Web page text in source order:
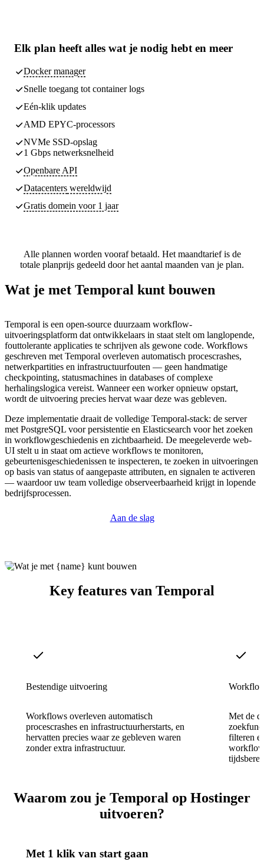
Elk plan heeft alles wat je nodig hebt en meer
Docker manager
Snelle toegang tot container logs
Eén-klik updates
AMD EPYC-processors
NVMe SSD-opslag
1 Gbps netwerksnelheid
Openbare API
Datacenters wereldwijd
Gratis domein voor 1 jaar
Alle plannen worden vooraf betaald. Het maandtarief is de
totale planprijs gedeeld door het aantal maanden van je plan.
Wat je met Temporal kunt bouwen
Temporal is een open-source duurzaam workflow-
uitvoeringsplatform dat ontwikkelaars in staat stelt om langlopende,
fouttolerante applicaties te schrijven als gewone code. Workflows
geschreven met Temporal overleven automatisch procescrashes,
netwerkpartities en infrastructuurfouten — geen handmatige
checkpointing, statusmachines in databases of complexe
herhalingslogica vereist. Wanneer een worker opnieuw opstart,
wordt de uitvoering precies hervat waar deze was gebleven.
Deze implementatie draait de volledige Temporal-stack: de server
met PostgreSQL voor persistentie en Elasticsearch voor het zoeken
in workflowgeschiedenis en zichtbaarheid. De meegeleverde web-
UI stelt u in staat om actieve workflows te monitoren,
gebeurtenisgeschiedenissen te inspecteren, te zoeken in uitvoeringen
op basis van status of aangepaste attributen, en signalen te activeren
— waardoor uw team volledige observeerbaarheid krijgt in lopende
bedrijfsprocessen.
Aan de slag
Key features van Temporal
Bestendige uitvoering
Workflows overleven automatisch
procescrashes en infrastructuurherstarts, en
hervatten precies waar ze gebleven waren
zonder extra infrastructuur.
Met de
filteren
Waarom zou je Temporal op Hostinger
uitvoeren?
Met 1 klik van start gaan